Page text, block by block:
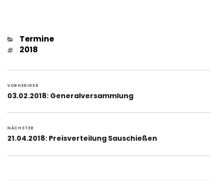
Kategorien
Termine
Schlagwörter
2018
VORHERIGER
Vorheriger
03.02.2018: Generalversammlung
NÄCHSTER
Nächster
21.04.2018: Preisverteilung Sauschießen